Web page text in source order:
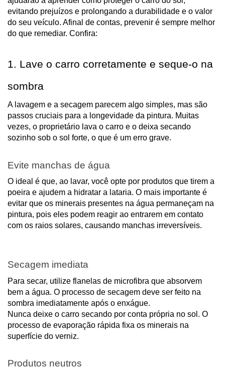
evitando prejuízos e prolongando a durabilidade e o valor
do seu veículo. Afinal de contas, prevenir é sempre melhor
do que remediar. Confira:
1. Lave o carro corretamente e seque-o na
sombra
A lavagem e a secagem parecem algo simples, mas são
passos cruciais para a longevidade da pintura. Muitas
vezes, o proprietário lava o carro e o deixa secando
sozinho sob o sol forte, o que é um erro grave.
Evite manchas de água
O ideal é que, ao lavar, você opte por produtos que tirem a
poeira e ajudem a hidratar a lataria. O mais importante é
evitar que os minerais presentes na água permaneçam na
pintura, pois eles podem reagir ao entrarem em contato
com os raios solares, causando manchas irreversíveis.
Secagem imediata
Para secar, utilize flanelas de microfibra que absorvem
bem a água. O processo de secagem deve ser feito na
sombra imediatamente após o enxágue.
Nunca deixe o carro secando por conta própria no sol. O
processo de evaporação rápida fixa os minerais na
superfície do verniz.
Produtos neutros